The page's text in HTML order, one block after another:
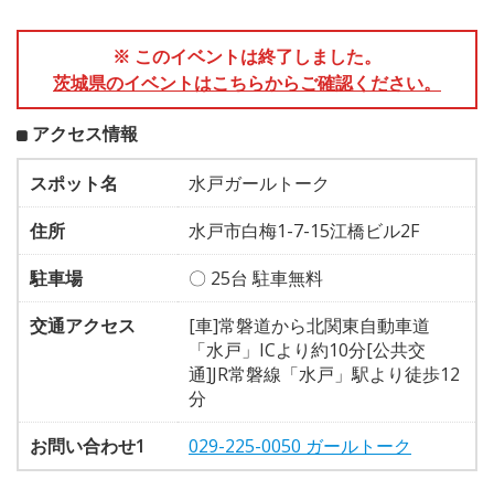
※ このイベントは終了しました。
茨城県のイベントはこちらからご確認ください。
アクセス情報
スポット名
水戸ガールトーク
住所
水戸市白梅1-7-15江橋ビル2F
駐車場
〇 25台 駐車無料
交通アクセス
[車]常磐道から北関東自動車道
「水戸」ICより約10分[公共交
通]JR常磐線「水戸」駅より徒歩12
分
お問い合わせ1
029-225-0050 ガールトーク